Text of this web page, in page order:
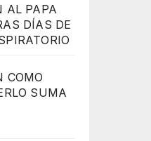
AL PAPA
DÍAS DE
COMO
SUMA